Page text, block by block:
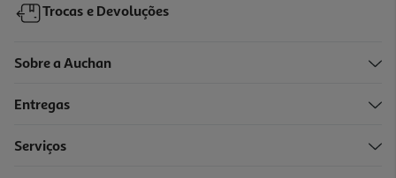
Trocas e Devoluções
Sobre a Auchan
Entregas
Serviços